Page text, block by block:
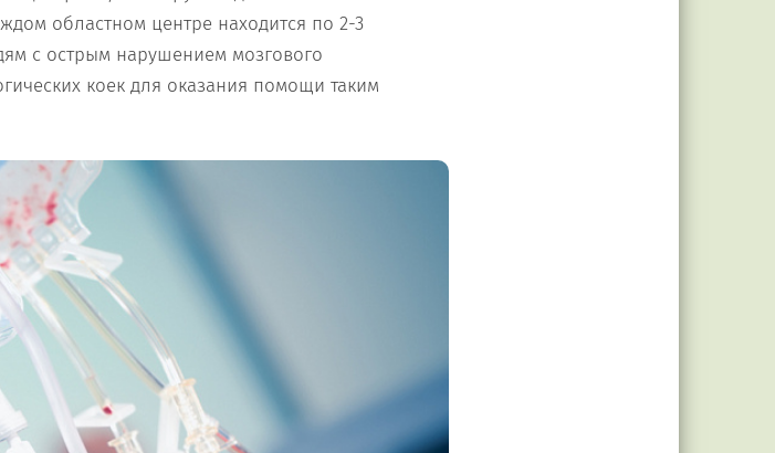
областном центре находится по 2-3
с острым нарушением мозгового
коек для оказания помощи таким